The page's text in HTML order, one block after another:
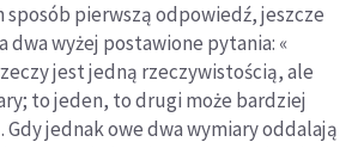
sposób pierwszą odpowiedź, jeszcze
dwa wyżej postawione pytania: «
jest jedną rzeczywistością, ale
to jeden, to drugi może bardziej
Gdy jednak owe dwa wymiary oddalają